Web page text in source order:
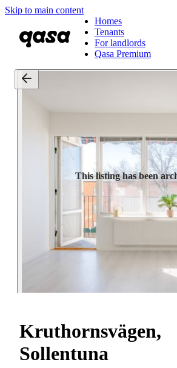
Skip to main content
Homes
Tenants
For landlords
Qasa Premium
This listing has been
Kruthornsvägen,
Sollentuna